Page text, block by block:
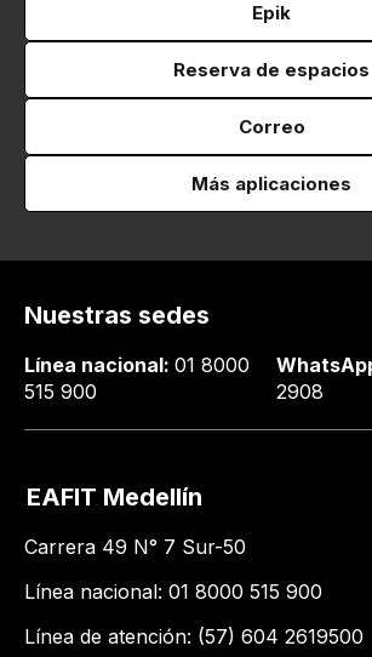
Epik
Reserva de espacios
Correo
Más aplicaciones
Nuestras sedes
Línea nacional: 01 8000
515 900
2908
EAFIT Medellín
Carrera 49 N° 7 Sur-50
Línea nacional: 01 8000 515 900
Línea de atención: (57) 604 2619500